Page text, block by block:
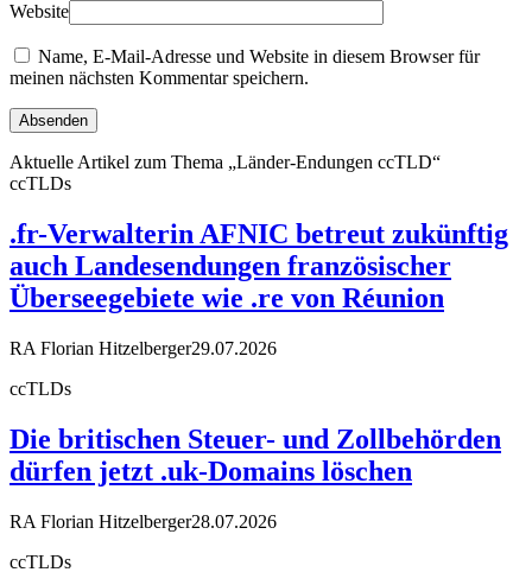
Website
Name, E-Mail-Adresse und Website in diesem Browser für
meinen nächsten Kommentar speichern.
Aktuelle Artikel zum Thema „Länder-Endungen ccTLD“
ccTLDs
.fr-Verwalterin AFNIC betreut zukünftig
auch Landesendungen französischer
Überseegebiete wie .re von Réunion
RA Florian Hitzelberger29.07.2026
ccTLDs
Die britischen Steuer- und Zollbehörden
dürfen jetzt .uk-Domains löschen
RA Florian Hitzelberger28.07.2026
ccTLDs